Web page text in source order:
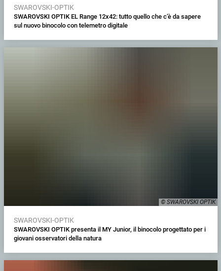
SWAROVSKI-OPTIK
SWAROVSKI OPTIK EL Range 12x42: tutto quello che c’è da sapere
sul nuovo binocolo con telemetro digitale
© SWAROVSKI OPTIK
SWAROVSKI-OPTIK
SWAROVSKI OPTIK presenta il MY Junior, il binocolo progettato per i
giovani osservatori della natura